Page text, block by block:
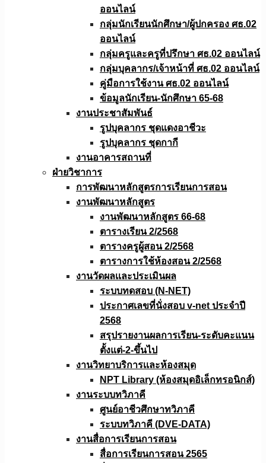
ออนไลน์
กลุ่มนักเรียนนักศึกษา/ผู้ปกครอง ศธ.02
ออนไลน์
กลุ่มครูและครูที่ปรึกษา ศธ.02 ออนไลน์
กลุ่มบุคลากร/เจ้าหน้าที่ ศธ.02 ออนไลน์
คู่มือการใช้งาน ศธ.02 ออนไลน์
ข้อมูลนักเรียน-นักศึกษา 65-68
งานประชาสัมพันธ์
รูปบุคลากร ชุดแดงอาชีวะ
รูปบุคลากร ชุดกากี
งานอาคารสถานที่
ฝ่ายวิชาการ
การพัฒนาหลักสูตรการเรียนการสอน
งานพัฒนาหลักสูตร
งานพัฒนาหลักสูตร 66-68
ตารางเรียน 2/2568
ตารางครูผู้สอน 2/2568
ตารางการใช้ห้องสอน 2/2568
งานวัดผลเเละประเมินผล
ระบบทดสอบ (N-NET)
ประกาศเลขที่นั่งสอบ v-net ประจำปี
2568
สรุปรายงานผลการเรียน-ระดับคะแนน
ตั้งแต่-2-ขึ้นไป
งานวิทยาบริการเเละห้องสมุด
NPT Library (ห้องสมุดอิเล็กทรอนิกส์)
งานระบบทวิภาคี
ศูนย์อาชีวศึกษาทวิภาคี
ระบบทวิภาคี (DVE-DATA)
งานสื่อการเรียนการสอน
สื่อการเรียนการสอน 2565